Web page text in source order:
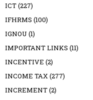
ICT(227)
IFHRMS (100)
IGNOU (1)
IMPORTANT LINKS (11)
INCENTIVE (2)
INCOME TAX(277)
INCREMENT(2)